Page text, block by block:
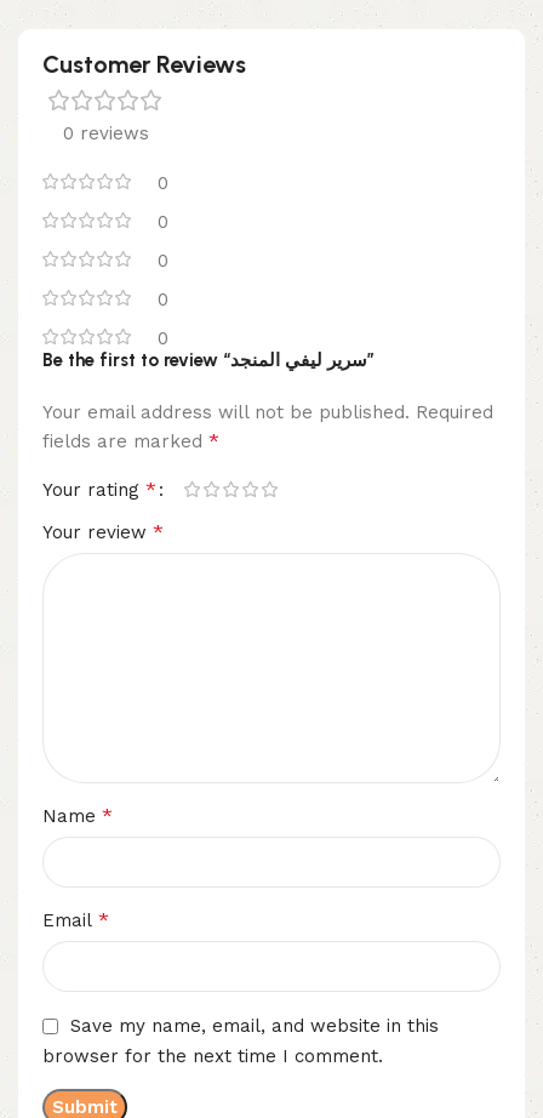
Customer Reviews
0 reviews
0
0
0
0
0
Be the first to review “سرير ليفي المنجد”
Your email address will not be published. Required
fields are marked *
Your rating *
Your review *
Name *
Email *
Save my name, email, and website in this
browser for the next time I comment.